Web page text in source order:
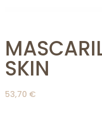
SKIN
53,70 €